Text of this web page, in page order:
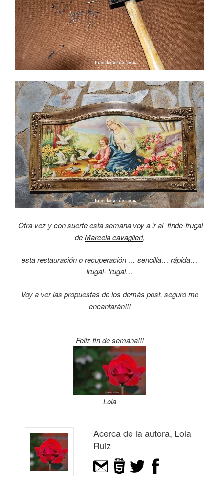
Otra vez y con suerte esta semana voy a ir al finde-frugal
deMarcela cavaglieri,
esta restauración o recuperación … sencilla… rápida…
frugal- frugal…
Voy a ver las propuestas de los demás post, seguro me
encantarán!!!
Feliz fin de semana!!!
Lola
Acerca de la autora, Lola
Ruiz